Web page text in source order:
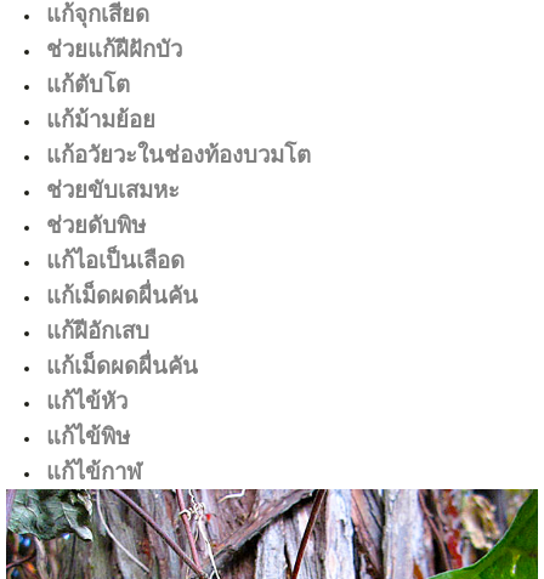
แก้จุกเสียด
ช่วยแก้ฝีฝักบัว
แก้ตับโต
แก้ม้ามย้อย
แก้อวัยวะในช่องท้องบวมโต
ช่วยขับเสมหะ
ช่วยดับพิษ
แก้ไอเป็นเลือด
แก้เม็ดผดผื่นคัน
แก้ฝีอักเสบ
แก้เม็ดผดผื่นคัน
แก้ไข้หัว
แก้ไข้พิษ
แก้ไข้กาฬ